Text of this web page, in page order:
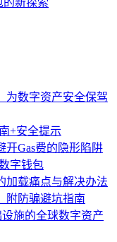
为数字资产安全保驾
+安全提示
开Gas费的隐形陷阱
字钱包
加载痛点与解决办法
附防骗避坑指南
设施的全球数字资产